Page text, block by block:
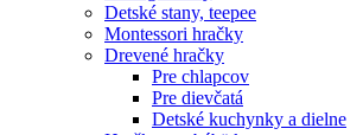
Detské stany, teepee
Montessori hračky
Drevené hračky
Pre chlapcov
Pre dievčatá
Detské kuchynky a dielne